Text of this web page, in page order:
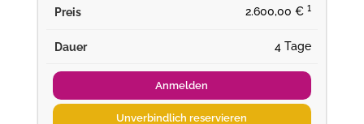
2.600,00 € ¹
4 Tage
Anmelden
Unverbindlich reservieren